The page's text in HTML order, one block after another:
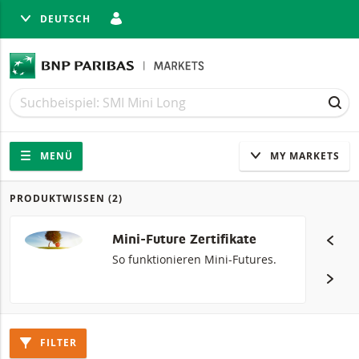
DEUTSCH
Suche
Suche
Navigation
Seitennavigation
MENÜ MY MARKETS
Produkte
PRODUKTWISSEN (2)
Mini-Future Zertifikate
So funktionieren Mini-Futures.
FILTER